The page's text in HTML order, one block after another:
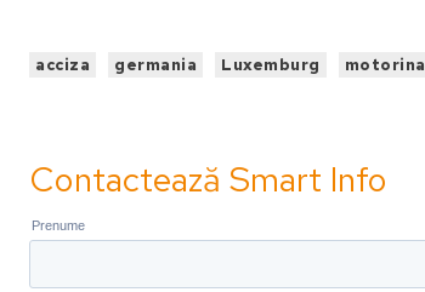
acciza germania Luxemburg motorina
Contactează Smart Info